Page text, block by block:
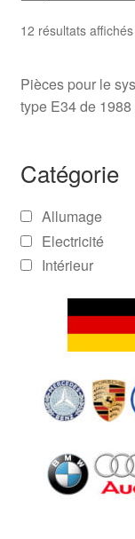
12 résultats affichés
Pièces pour le
type E34 de 1988
Catégorie
Allumage
Electricité
Intérieur